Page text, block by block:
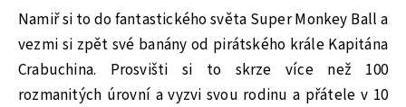
Namiř si to do fantastického světa Super Monkey Ball a
vezmi si zpět své banány od pirátského krále Kapitána
Crabuchina. Prosvišti si to skrze více než 100
rozmanitých úrovní a vyzvi svou rodinu a přátele v 10